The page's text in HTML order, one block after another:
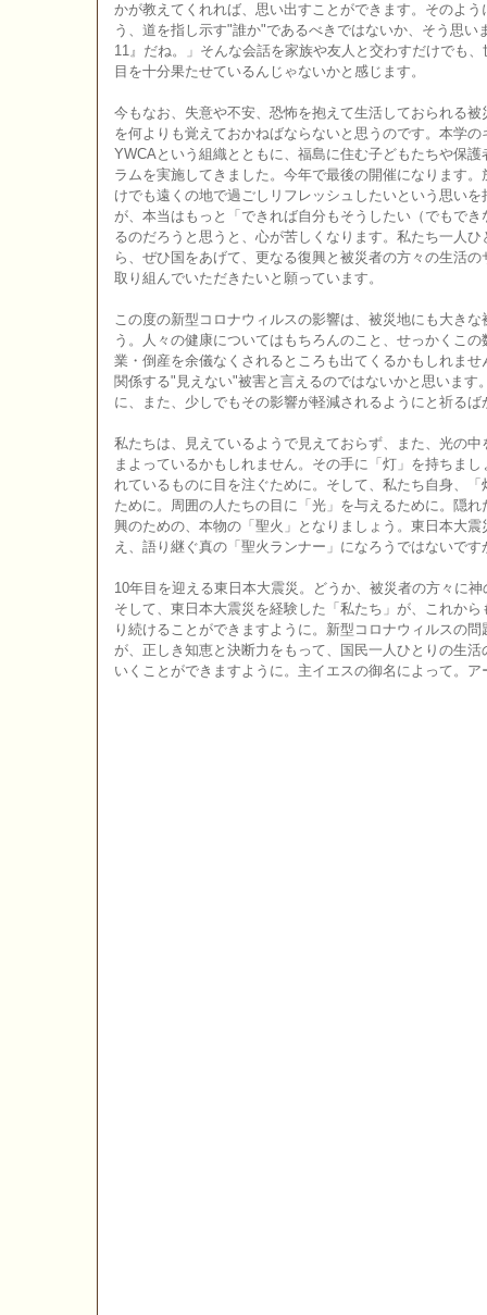
かが教えてくれれば、思い出すことができます。そのよ
う、道を指し示す"誰か"であるべきではないか、そう思い
11』だね。」そんな会話を家族や友人と交わすだけでも
目を十分果たせているんじゃないかと感じます。
今もなお、失意や不安、恐怖を抱えて生活しておられる
を何よりも覚えておかねばならないと思うのです。本学
YWCAという組織とともに、福島に住む子どもたちや保
ラムを実施してきました。今年で最後の開催になります
けでも遠くの地で過ごしリフレッシュしたいという思い
が、本当はもっと「できれば自分もそうしたい（でもで
るのだろうと思うと、心が苦しくなります。私たち一人
ら、ぜひ国をあげて、更なる復興と被災者の方々の生活
取り組んでいただきたいと願っています。
この度の新型コロナウィルスの影響は、被災地にも大き
う。人々の健康についてはもちろんのこと、せっかくこ
業・倒産を余儀なくされるところも出てくるかもしれま
関係する"見えない"被害と言えるのではないかと思います
に、また、少しでもその影響が軽減されるようにと祈るば
私たちは、見えているようで見えておらず、また、光の
まよっているかもしれません。その手に「灯」を持ちま
れているものに目を注ぐために。そして、私たち自身、
ために。周囲の人たちの目に「光」を与えるために。隠
興のための、本物の「聖火」となりましょう。東日本大
え、語り継ぐ真の「聖火ランナー」になろうではないです
10年目を迎える東日本大震災。どうか、被災者の方々に
そして、東日本大震災を経験した「私たち」が、これか
り続けることができますように。新型コロナウィルスの
が、正しき知恵と決断力をもって、国民一人ひとりの生
いくことができますように。主イエスの御名によって。ア